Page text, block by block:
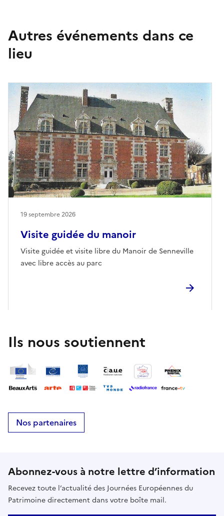
Autres événements dans ce
lieu
Visite guidée du manoir
Visite guidée et visite libre du Manoir de Senneville
avec libre accès au parc
19 septembre 2026
Ils nous soutiennent
Nos partenaires
Abonnez-vous à notre lettre d’information
Recevez toute l’actualité des Journées Européennes du
Patrimoine directement dans votre boîte mail.